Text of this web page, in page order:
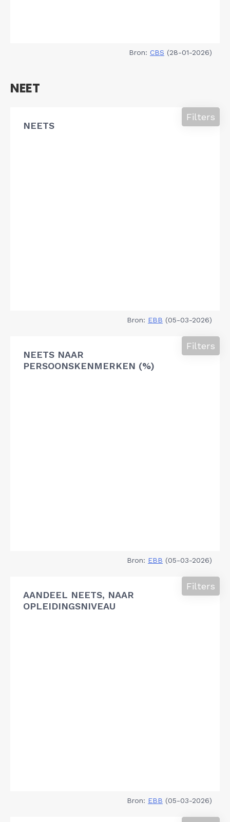
Bron: CBS (28-01-2026)
NEET
NEETS
Filters
Bron: EBB (05-03-2026)
NEETS NAAR
PERSOONSKENMERKEN (%)
Filters
Bron: EBB (05-03-2026)
AANDEEL NEETS, NAAR
OPLEIDINGSNIVEAU
Filters
Bron: EBB (05-03-2026)